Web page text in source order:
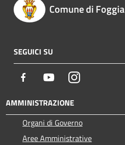
Comune di Foggia
SEGUICI SU
Facebook YoutubeInstagram
AMMINISTRAZIONE
Organi di Governo
Aree Amministrative